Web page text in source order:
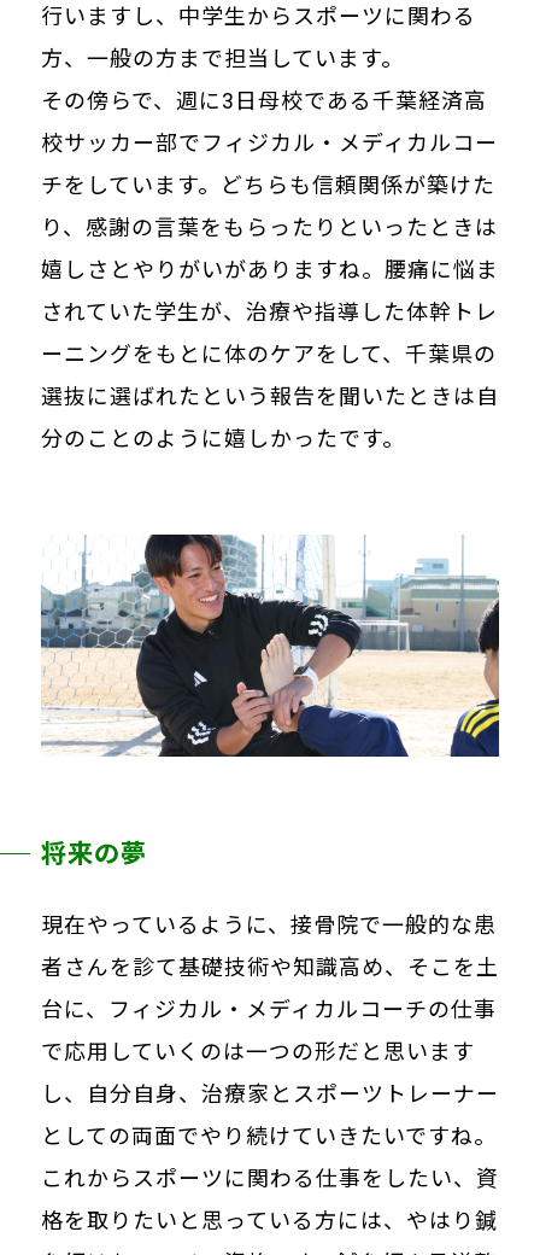
行いますし、中学生からスポーツに関わる
方、一般の方まで担当しています。
その傍らで、週に3日母校である千葉経済高
校サッカー部でフィジカル・メディカルコー
チをしています。どちらも信頼関係が築けた
り、感謝の言葉をもらったりといったときは
嬉しさとやりがいがありますね。腰痛に悩ま
されていた学生が、治療や指導した体幹トレ
ーニングをもとに体のケアをして、千葉県の
選抜に選ばれたという報告を聞いたときは自
分のことのように嬉しかったです。
将来の夢
現在やっているように、接骨院で一般的な患
者さんを診て基礎技術や知識高め、そこを土
台に、フィジカル・メディカルコーチの仕事
で応用していくのは一つの形だと思います
し、自分自身、治療家とスポーツトレーナー
としての両面でやり続けていきたいですね。
これからスポーツに関わる仕事をしたい、資
格を取りたいと思っている方には、やはり鍼